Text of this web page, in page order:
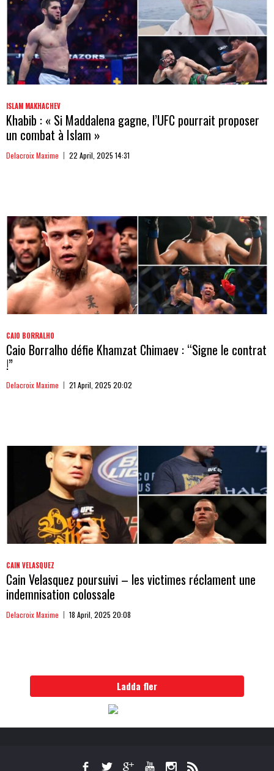
ISLAM MAKHACHEV
Khabib : « Si Maddalena gagne, l’UFC pourrait proposer
un combat à Islam »
Delacroix Maxime 22 April, 2025 14:31
CAIO BORRALHO
Caio Borralho défie Khamzat Chimaev : “Signe le contrat
!”
Delacroix Maxime 21 April, 2025 20:02
CAIN VELASQUEZ
Cain Velasquez poursuivi – les victimes réclament une
indemnisation colossale
Delacroix Maxime 18 April, 2025 20:08
Ladda fler